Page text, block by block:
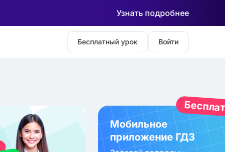
Узнать подробнее
Бесплатный урок Войти
Мобильное
приложение ГДЗ